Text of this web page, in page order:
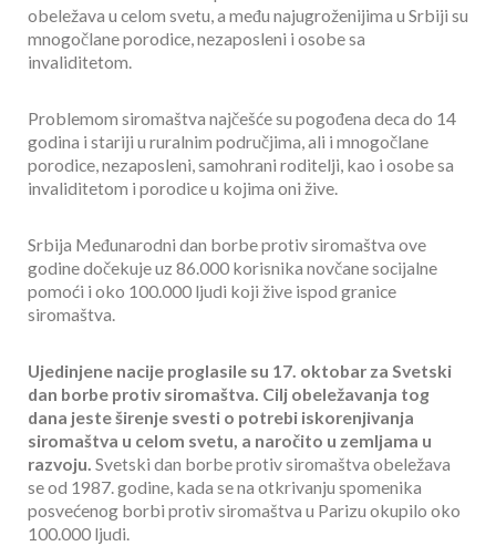
obeležava u celom svetu, a među najugroženijima u Srbiji su
mnogočlane porodice, nezaposleni i osobe sa
invaliditetom.
Problemom siromaštva najčešće su pogođena deca do 14
godina i stariji u ruralnim područjima, ali i mnogočlane
porodice, nezaposleni, samohrani roditelji, kao i osobe sa
invaliditetom i porodice u kojima oni žive.
Srbija Međunarodni dan borbe protiv siromaštva ove
godine dočekuje uz 86.000 korisnika novčane socijalne
pomoći i oko 100.000 ljudi koji žive ispod granice
siromaštva.
Ujedinjene nacije proglasile su 17. oktobar za Svetski
dan borbe protiv siromaštva. Cilj obeležavanja tog
dana jeste širenje svesti o potrebi iskorenjivanja
siromaštva u celom svetu, a naročito u zemljama u
razvoju. Svetski dan borbe protiv siromaštva obeležava
se od 1987. godine, kada se na otkrivanju spomenika
posvećenog borbi protiv siromaštva u Parizu okupilo oko
100.000 ljudi.